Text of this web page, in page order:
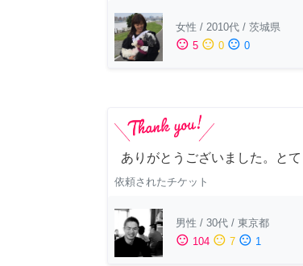
女性 / 2010代 / 茨城県
sentiment_satisfied 5 sentiment_neutral 0 sentiment_dissatisfied 0
ありがとうございました。とて
依頼されたチケット
男性 / 30代 / 東京都
sentiment_satisfied 104 sentiment_neutral 7 sentiment_dissatisfied 1